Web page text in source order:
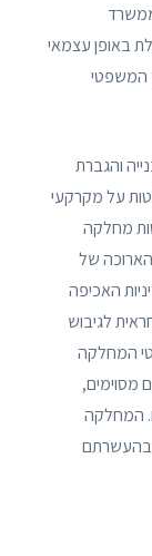
באופן עצמאי
המשפטי
והגברת
על מקרקעי
בפרקליטות מחלקה
של
האכיפה
לגיבוש
המחלקה
מסוימים,
המחלקה